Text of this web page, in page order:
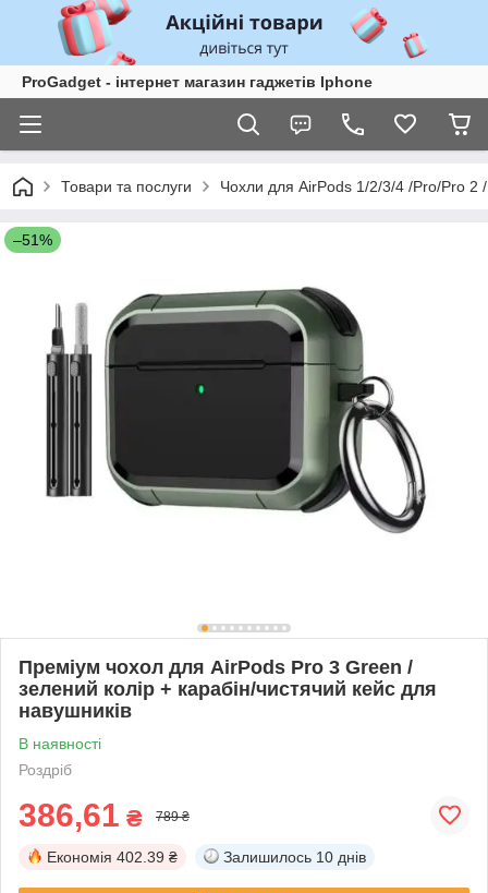
ProGadget - iнтернет магазин гаджетів Iphone
Товари та послуги Чохли для AirPods 1/2/3/4 /Pro/Pro 2
–51%
Преміум чохол для AirPods Pro 3 Green /
зелений колір + карабін/чистячий кейс для
навушників
В наявності
Роздріб
386,61 ₴ 789 ₴
Економія 402.39 ₴ Залишилось 10 днів